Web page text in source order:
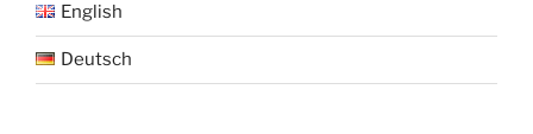
English
Deutsch